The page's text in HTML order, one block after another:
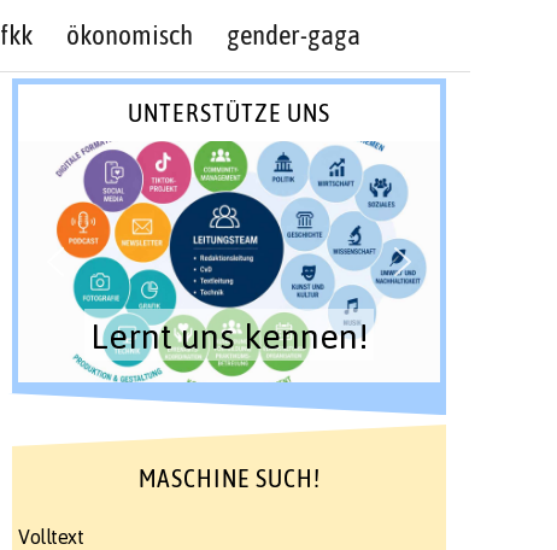
fkk ökonomisch gender-gaga
UNTERSTÜTZE UNS
Lernt uns kennen!
MASCHINE SUCH!
Volltext